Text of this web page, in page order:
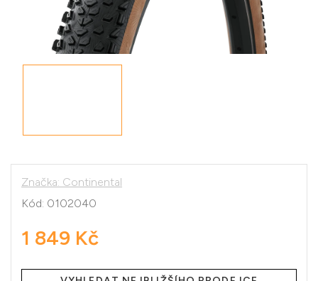
Značka: Continental
Kód: 0102040
1 849 Kč
cena: